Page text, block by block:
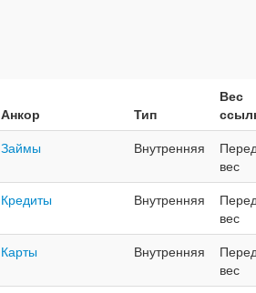
Анкор Тип
Вес
Займы
Внутренняя
вес
Кредиты
Внутренняя
вес
Карты
Внутренняя
вес